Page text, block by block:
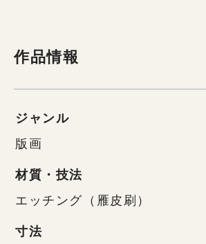
作品情報
ジャンル
版画
材質・技法
エッチング（雁皮刷）
寸法